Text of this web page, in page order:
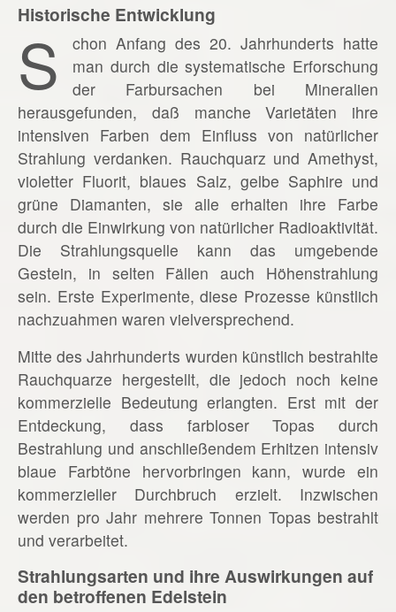
Historische Entwicklung
S
chon Anfang des 20. Jahrhunderts hatte
man durch die systematische Erforschung
der Farbursachen bei Mineralien
herausgefunden, daß manche Varietäten ihre
intensiven Farben dem Einfluss von natürlicher
Strahlung verdanken. Rauchquarz und Amethyst,
violetter Fluorit, blaues Salz, gelbe Saphire und
grüne Diamanten, sie alle erhalten ihre Farbe
durch die Einwirkung von natürlicher Radioaktivität.
Die Strahlungsquelle kann das umgebende
Gestein, in selten Fällen auch Höhenstrahlung
sein. Erste Experimente, diese Prozesse künstlich
nachzuahmen waren vielversprechend.
Mitte des Jahrhunderts wurden künstlich bestrahlte
Rauchquarze hergestellt, die jedoch noch keine
kommerzielle Bedeutung erlangten. Erst mit der
Entdeckung, dass farbloser Topas durch
Bestrahlung und anschließendem Erhitzen intensiv
blaue Farbtöne hervorbringen kann, wurde ein
kommerzieller Durchbruch erzielt. Inzwischen
werden pro Jahr mehrere Tonnen Topas bestrahlt
und verarbeitet.
Strahlungsarten und ihre Auswirkungen auf
den betroffenen Edelstein